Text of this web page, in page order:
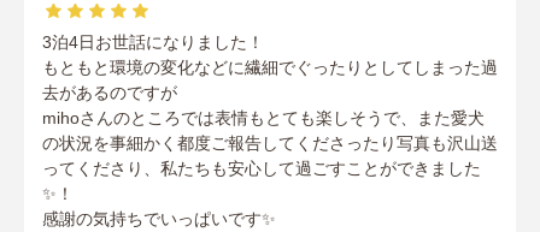
3泊4日お世話になりました！
もともと環境の変化などに繊細でぐったりとしてしまった過
去があるのですが
mihoさんのところでは表情もとても楽しそうで、また愛犬
の状況を事細かく都度ご報告してくださったり写真も沢山送
ってくださり、私たちも安心して過ごすことができました
✨！
感謝の気持ちでいっぱいです✨